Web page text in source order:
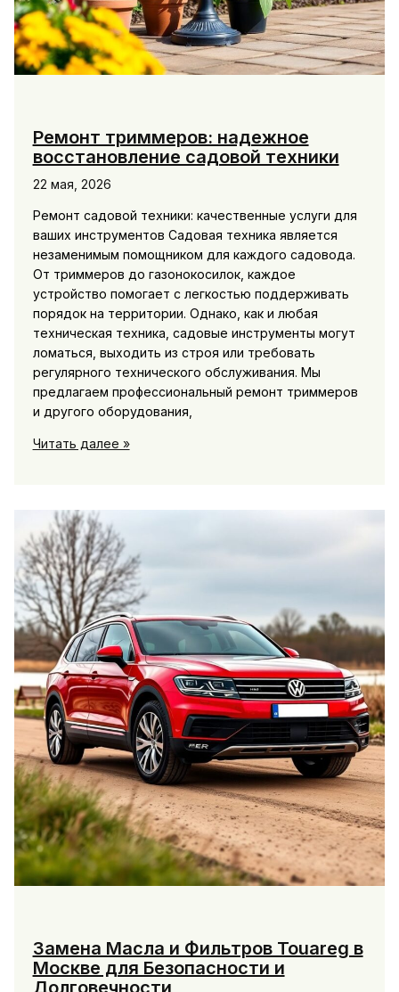
Ремонт триммеров: надежное
восстановление садовой техники
22 мая, 2026
Ремонт садовой техники: качественные услуги для
ваших инструментов Садовая техника является
незаменимым помощником для каждого садовода.
От триммеров до газонокосилок, каждое
устройство помогает с легкостью поддерживать
порядок на территории. Однако, как и любая
техническая техника, садовые инструменты могут
ломаться, выходить из строя или требовать
регулярного технического обслуживания. Мы
предлагаем профессиональный ремонт триммеров
и другого оборудования,
Ремонт
садовой
техники
Читать далее »
Замена Масла и Фильтров Touareg в
Москве для Безопасности и
Долговечности